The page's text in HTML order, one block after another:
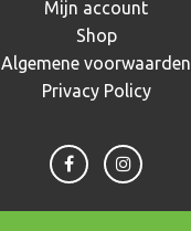
Mijn account
Shop
Algemene voorwaarden
Privacy Policy